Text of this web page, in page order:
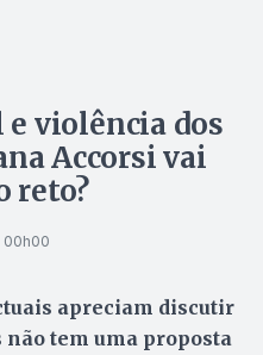
violência dos
Accorsi vai
reto?
00h00
apreciam discutir
tem uma proposta